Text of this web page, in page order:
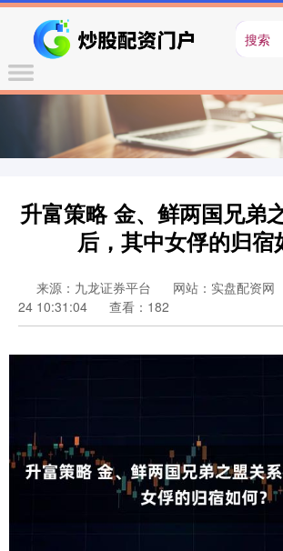
升富策略 金、鲜两国兄弟
后，其中女俘的归宿
来源：九龙证券平台 网站：实盘配资网
24 10:31:04
查看：182